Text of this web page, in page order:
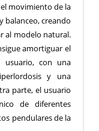
movimiento de la
balanceo, creando
al modelo natural.
amortiguar el
usuario, con una
y una
parte, el usuario
de diferentes
pendulares de la